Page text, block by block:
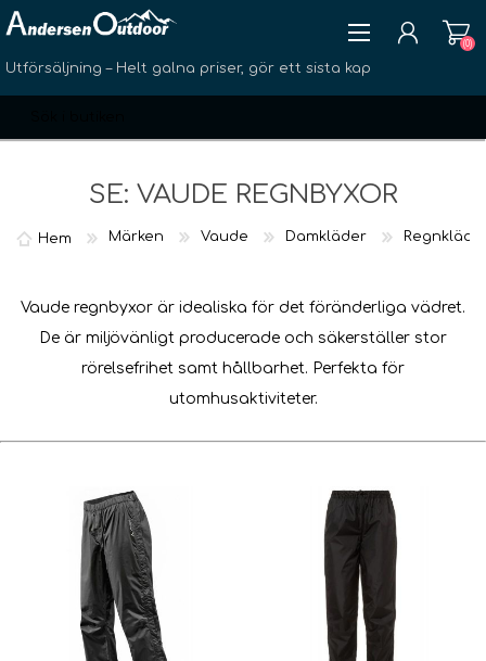
Utförsäljning – Helt galna priser, gör ett sista kap
ÖNSKELISTA
(0)
SE: VAUDE REGNBYXOR
Hem Märken Vaude Damkläder
Vaude regnbyxor är idealiska för det föränderliga vädret.
De är miljövänligt producerade och säkerställer stor
rörelsefrihet samt hållbarhet. Perfekta för
utomhusaktiviteter.